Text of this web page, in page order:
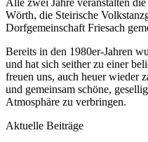
Wörth, die Steirische
Dorfgemeinschaft Friesach
Bereits in den 1980er-Jahren
und hat sich seither zu einer
freuen uns, auch heuer wieder
und gemeinsam schöne,
Atmosphäre zu verbringen.
Aktuelle Beiträge